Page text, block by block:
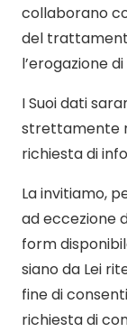
collaborano
del
l’erogazione
I Suoi dati
strettamente
richiesta di
La invitiamo,
ad eccezione
form
siano da Lei
fine di
richiesta di